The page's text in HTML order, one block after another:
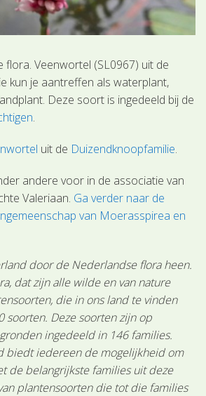
flora. Veenwortel (SL0967) uit de
kun je aantreffen als waterplant,
Deze soort is ingedeeld bij de
.
uit de Duizendknoopfamilie.
andere voor in de associatie van
Valeriaan. Ga verder naar de
van Moerasspirea en
door de Nederlandse flora heen.
dat zijn alle wilde en van nature
die in ons land te vinden
soorten. Deze soorten zijn op
ingedeeld in 146 families.
biedt iedereen de mogelijkheid om
de belangrijkste families uit deze
plantensoorten die tot die families